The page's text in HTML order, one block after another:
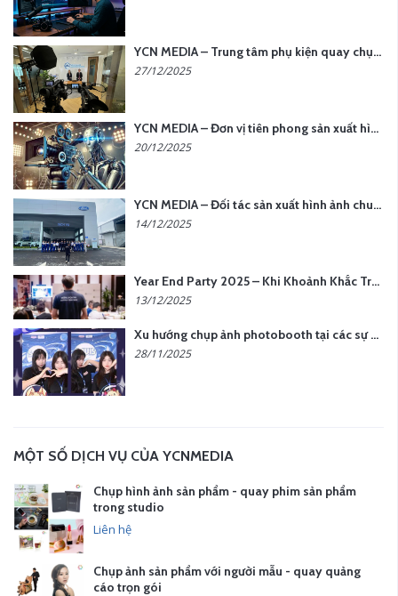
YCN MEDIA – Trung tâm phụ kiện quay chụp tại Hà Nội
27/12/2025
YCN MEDIA – Đơn vị tiên phong sản xuất hình ảnh & âm thanh bằng AI tại Hà Nội
20/12/2025
YCN MEDIA – Đối tác sản xuất hình ảnh chuyên nghiệp cho doanh nghiệp tại Hà Nội
14/12/2025
Year End Party 2025 – Khi Khoảnh Khắc Trở Thành Dấu Ấn | Gói Ưu Đãi Tháng 12 Từ YCN Media
13/12/2025
Xu hướng chụp ảnh photobooth tại các sự kiện hiện nay
28/11/2025
MỘT SỐ DỊCH VỤ CỦA YCNMEDIA
Chụp hình ảnh sản phẩm - quay phim sản phẩm
trong studio
Liên hệ
Chụp ảnh sản phẩm với người mẫu - quay quảng
cáo trọn gói